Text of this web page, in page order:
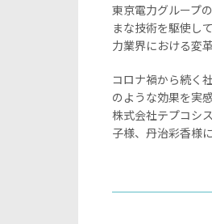
東京電力グループ
まな技術を駆使し
力業界における変
コロナ禍から続く
のような効果を実
株式会社テプコシ
子様、丹治彩香様